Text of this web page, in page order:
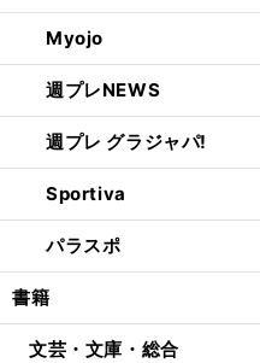
Myojo
週プレNEWS
週プレ グラジャパ!
Sportiva
パラスポ
書籍
文芸・文庫・総合